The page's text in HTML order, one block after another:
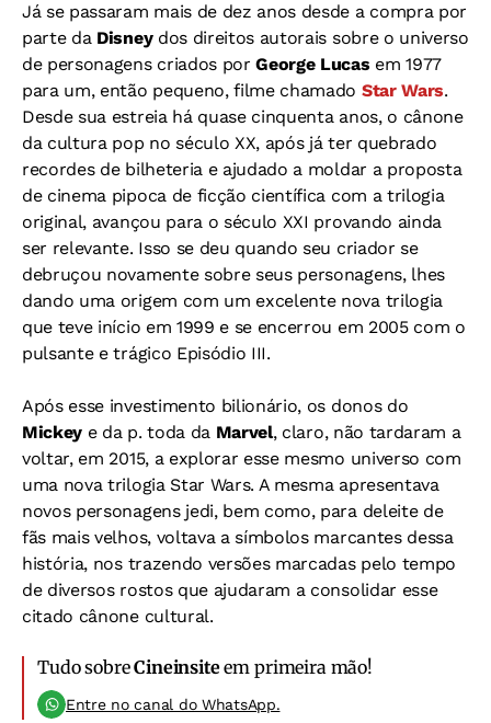
Já se passaram mais de dez anos desde a compra por
parte daDisneydos direitos autorais sobre o universo
de personagens criados porGeorge Lucas em 1977
para um, então pequeno, filme chamado Star Wars.
Desde sua estreia há quase cinquenta anos, o cânone
da cultura pop no século XX, após já ter quebrado
recordes de bilheteria e ajudado a moldar a proposta
de cinema pipoca de ficção científica com a trilogia
original, avançou para o século XXI provando ainda
ser relevante. Isso se deu quando seu criador se
debruçou novamente sobre seus personagens, lhes
dando uma origem com um excelente nova trilogia
que teve início em 1999 e se encerrou em 2005 com o
pulsante e trágico Episódio III.
Após esse investimento bilionário, os donos do
Mickey e da p. toda da Marvel, claro, não tardaram a
voltar, em 2015, a explorar esse mesmo universo com
uma nova trilogia Star Wars. A mesma apresentava
novos personagens jedi, bem como, para deleite de
fãs mais velhos, voltava a símbolos marcantes dessa
história, nos trazendo versões marcadas pelo tempo
de diversos rostos que ajudaram a consolidar esse
citado cânone cultural.
Tudo sobreCineinsiteem primeira mão!
Entre no canal do WhatsApp.